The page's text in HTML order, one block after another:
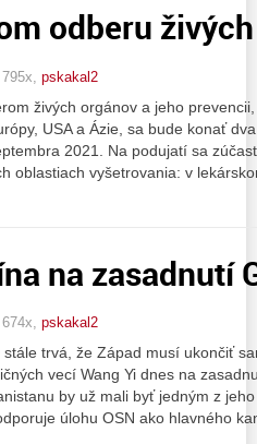
odberu
pskakal2
živých orgánov a jeho
USA a Ázie, sa bude konať
2021. Na podujatí sa
oblastiach vyšetrovania: v
na zasadnutí
pskakal2
trvá, že Západ musí ukončiť
vecí Wang Yi dnes na
by už mali byť jedným z
úlohu OSN ako hlavného